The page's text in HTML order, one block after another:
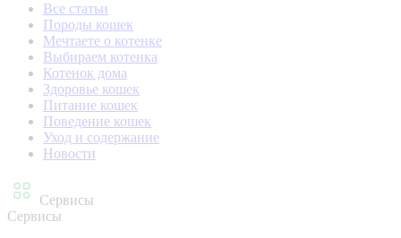
Все статьи
Породы кошек
Мечтаете о котенке
Выбираем котенка
Котенок дома
Здоровье кошек
Питание кошек
Поведение кошек
Уход и содержание
Новости
Сервисы
Сервисы